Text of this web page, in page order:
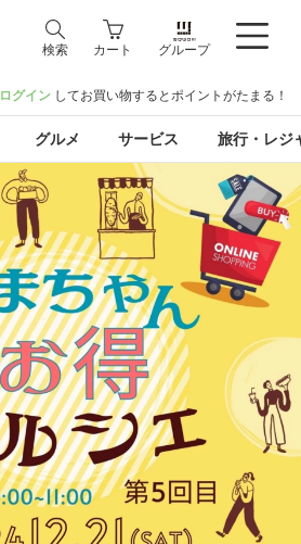
検索 カート グループ
ログイン してお買い物するとポイントがたまる！
グルメ サービス 旅行・レジ